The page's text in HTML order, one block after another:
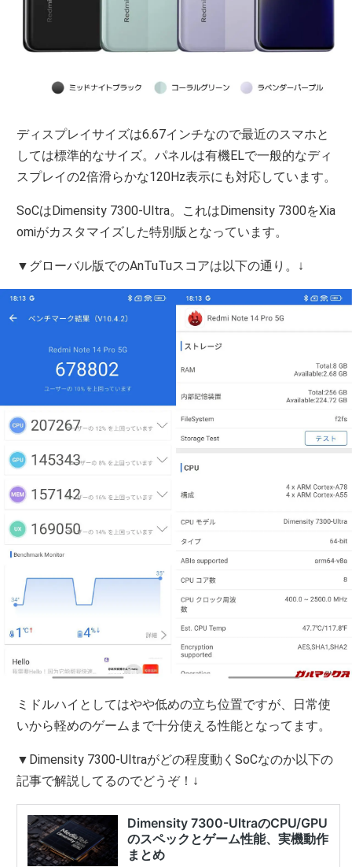
ディスプレイサイズは6.67インチなので最近のスマホと
しては標準的なサイズ。パネルは有機ELで一般的なディ
スプレイの2倍滑らかな120Hz表示にも対応しています。
SoCはDimensity 7300‐Ultra。これはDimensity 7300をXia
omiがカスタマイズした特別版となっています。
▼グローバル版でのAnTuTuスコアは以下の通り。↓
ミドルハイとしてはやや低めの立ち位置ですが、日常使
いから軽めのゲームまで十分使える性能となってます。
▼Dimensity 7300-Ultraがどの程度動くSoCなのか以下の
記事で解説してるのでどうぞ！↓